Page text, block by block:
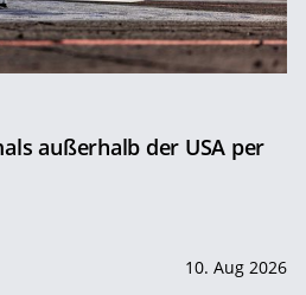
außerhalb der USA per
10. Aug 2026